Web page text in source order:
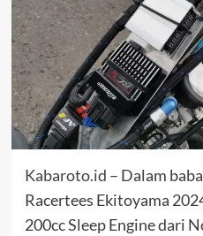
Kabaroto.id – Dalam
Racertees Ekitoyama
200cc Sleep Engine dari